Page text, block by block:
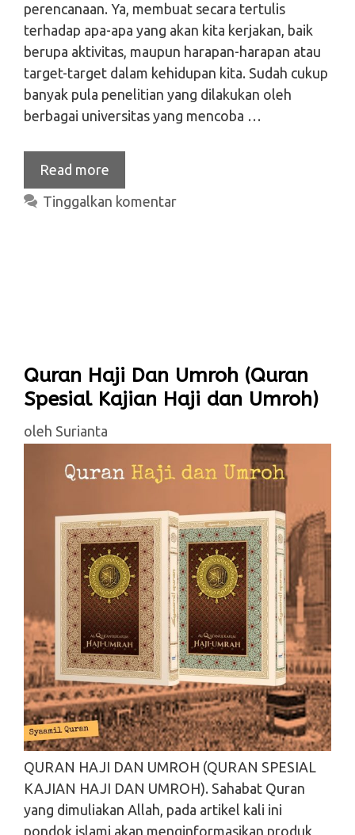
perencanaan. Ya, membuat secara tertulis
terhadap apa-apa yang akan kita kerjakan, baik
berupa aktivitas, maupun harapan-harapan atau
target-target dalam kehidupan kita. Sudah cukup
banyak pula penelitian yang dilakukan oleh
berbagai universitas yang mencoba …
Read more
Tinggalkan komentar
Quran Haji Dan Umroh (Quran
Spesial Kajian Haji dan Umroh)
oleh Surianta
QURAN HAJI DAN UMROH (QURAN SPESIAL
KAJIAN HAJI DAN UMROH). Sahabat Quran
yang dimuliakan Allah, pada artikel kali ini
pondok islami akan menginformasikan produk